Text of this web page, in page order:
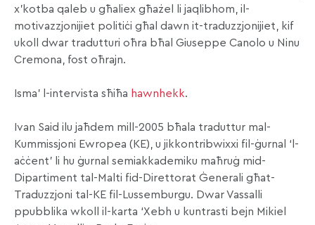
x’kotba qaleb u għaliex għażel li jaqlibhom, il-
motivazzjonijiet politiċi għal dawn it-traduzzjonijiet, kif
ukoll dwar tradutturi oħra bħal Giuseppe Canolo u Ninu
Cremona, fost oħrajn.
Isma’ l-intervista sħiħa hawnhekk.
Ivan Said ilu jaħdem mill-2005 bħala traduttur mal-
Kummissjoni Ewropea (KE), u jikkontribwixxi fil-ġurnal ‘l-
aċċent’ li hu ġurnal semiakkademiku maħruġ mid-
Dipartiment tal-Malti fid-Direttorat Ġenerali għat-
Traduzzjoni tal-KE fil-Lussemburgu. Dwar Vassalli
ppubblika wkoll il-karta ‘Xebh u kuntrasti bejn Mikiel